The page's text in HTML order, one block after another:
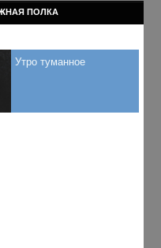
ПОЛКА
Утро туманное